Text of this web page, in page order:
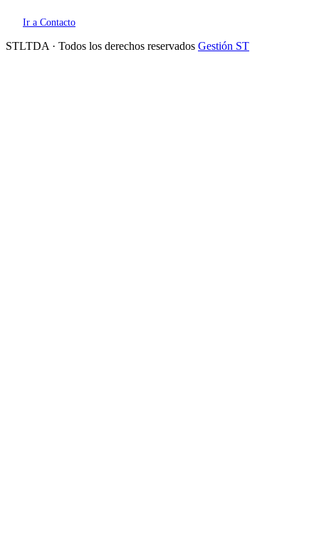
Ir a Contacto
STLTDA · Todos los derechos reservados Gestión ST